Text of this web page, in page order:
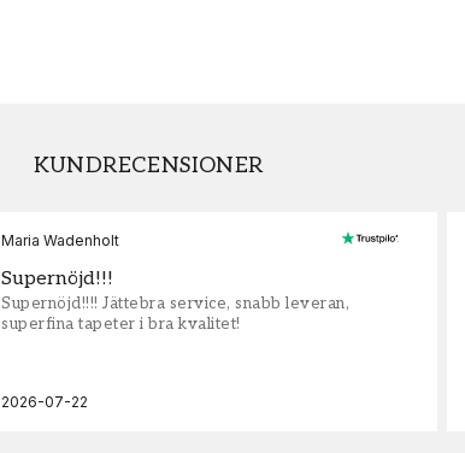
KUNDRECENSIONER
Maria Wadenholt
Supernöjd!!!
Supernöjd!!!! Jättebra service, snabb leveran,
superfina tapeter i bra kvalitet!
2026-07-22